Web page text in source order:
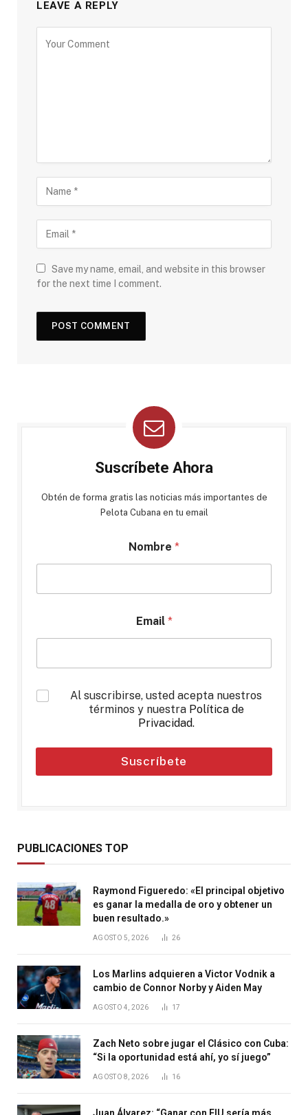
LEAVE A REPLY
Save my name, email, and website in this browser
for the next time I comment.
Suscríbete Ahora
Obtén de forma gratis las noticias más importantes de
Pelota Cubana en tu email
Nombre *
Email *
*
Al suscribirse, usted acepta nuestros
términos y nuestra Política de
Privacidad.
Suscríbete
PUBLICACIONES TOP
Raymond Figueredo: «El principal objetivo
es ganar la medalla de oro y obtener un
buen resultado.»
AGOSTO 5, 2026 26
Los Marlins adquieren a Victor Vodnik a
cambio de Connor Norby y Aiden May
AGOSTO 4, 2026 17
Zach Neto sobre jugar el Clásico con Cuba:
“Si la oportunidad está ahí, yo sí juego”
AGOSTO 8, 2026 16
Juan Álvarez: “Ganar con FIU sería más